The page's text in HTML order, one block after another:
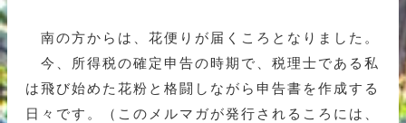
南の方からは、花便りが届くころとなりました。
今、所得税の確定申告の時期で、税理士である私
は飛び始めた花粉と格闘しながら申告書を作成する
日々です。（このメルマガが発行されるころには、